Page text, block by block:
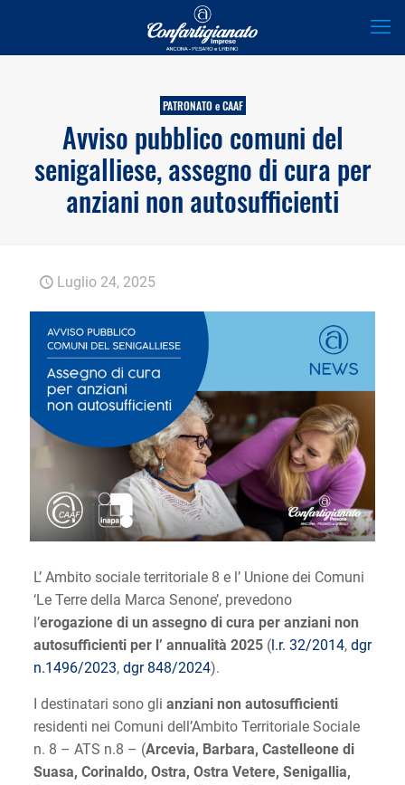
PATRONATO e CAAF
Avviso pubblico comuni del
senigalliese, assegno di cura per
anziani non autosufficienti
Luglio 24, 2025
L’ Ambito sociale territoriale 8 e l’ Unione dei Comuni
‘Le Terre della Marca Senone’, prevedono
l’erogazione di un assegno di cura per anziani non
autosufficienti per l’ annualità 2025(l.r. 32/2014, dgr
n.1496/2023, dgr 848/2024).
I destinatari sono gli anziani non autosufficienti
residenti nei Comuni dell’Ambito Territoriale Sociale
n. 8 – ATS n.8 – (Arcevia, Barbara, Castelleone di
Suasa, Corinaldo, Ostra, Ostra Vetere, Senigallia,